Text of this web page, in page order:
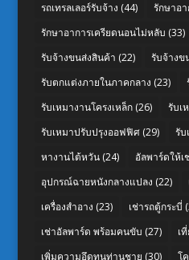
รถเทรลเลอร์รับจ้าง (44) รักษาอ
รักษาอาการเครียดนอนไม่หลับ (33)
รับจ้างขนส่งสินค้า (22) รับจ้างข
รับตกแต่งภายในภาคกลาง (23)
รับเหมางานโครงเหล็ก(26) รับเ
รับเหมาปรับปรุงออฟฟิศ(29) รับ
หางานไต้หวัน(24) อัลพาร์ดให้เ
อุปกรณ์ฉายหนังกลางแปลง (22)
เครื่องสำอาง (23) เช่ารถตู้กระบี่
เช่าอัลพาร์ด พร้อมคนขับ (27) เ
เพิ่มความอึดทนท่านชาย (30) โ